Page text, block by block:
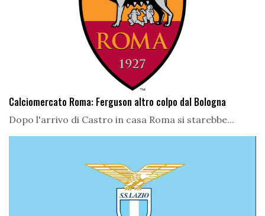
Calciomercato Roma: Ferguson altro colpo dal Bologna
Dopo l'arrivo di Castro in casa Roma si starebbe...